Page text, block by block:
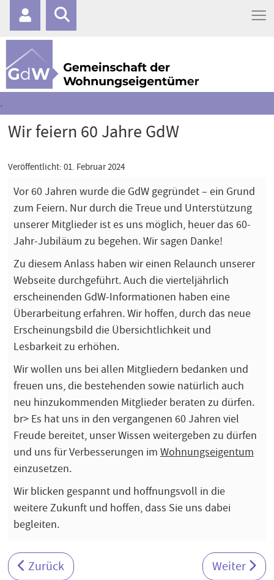
≡
.
Wir feiern 60 Jahre GdW
Veröffentlicht: 01. Februar 2024
Vor 60 Jahren wurde die GdW gegründet – ein Grund
zum Feiern. Nur durch die Treue und Unterstützung
unserer Mitglieder ist es uns möglich, heuer das 60-
Jahr-Jubiläum zu begehen. Wir sagen Danke!
Zu diesem Anlass haben wir einen Relaunch unserer
Webseite durchgeführt. Auch die vierteljährlich
erscheinenden GdW-Informationen haben eine
Überarbeitung erfahren. Wir hoffen, durch das neue
Erscheinungsbild die Übersichtlichkeit und
Lesbarkeit zu erhöhen.
Wir wollen uns bei allen Mitgliedern bedanken und
freuen uns, die bestehenden sowie natürlich auch
neu hinzukommenden Mitglieder beraten zu dürfen.
br> Es hat uns in den vergangenen 60 Jahren viel
Freude bereitet, unser Wissen weitergeben zu dürfen
und uns für Verbesserungen im Wohnungseigentum
einzusetzen.
Wir blicken gespannt und hoffnungsvoll in die
weitere Zukunft und hoffen, dass Sie uns dabei
begleiten.
Vorheriger Beitrag: Glossar Wohnungseigentum
Zurück Nächster
Weiter